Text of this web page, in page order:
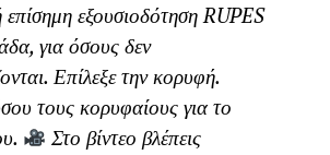
επίσημη εξουσιοδότηση RUPES
για όσους δεν
Επίλεξε την κορυφή.
τους κορυφαίους για το
Στο βίντεο βλέπεις